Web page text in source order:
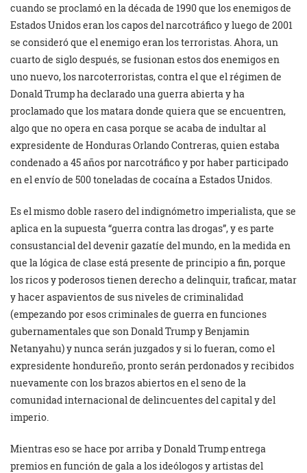
cuando se proclamó en la década de 1990 que los enemigos de
Estados Unidos eran los capos del narcotráfico y luego de 2001
se consideró que el enemigo eran los terroristas. Ahora, un
cuarto de siglo después, se fusionan estos dos enemigos en
uno nuevo, los narcoterroristas, contra el que el régimen de
Donald Trump ha declarado una guerra abierta y ha
proclamado que los matara donde quiera que se encuentren,
algo que no opera en casa porque se acaba de indultar al
expresidente de Honduras Orlando Contreras, quien estaba
condenado a 45 años por narcotráfico y por haber participado
en el envío de 500 toneladas de cocaína a Estados Unidos.
Es el mismo doble rasero del indignómetro imperialista, que se
aplica en la supuesta “guerra contra las drogas”, y es parte
consustancial del devenir gazatíe del mundo, en la medida en
que la lógica de clase está presente de principio a fin, porque
los ricos y poderosos tienen derecho a delinquir, traficar, matar
y hacer aspavientos de sus niveles de criminalidad
(empezando por esos criminales de guerra en funciones
gubernamentales que son Donald Trump y Benjamin
Netanyahu) y nunca serán juzgados y si lo fueran, como el
expresidente hondureño, pronto serán perdonados y recibidos
nuevamente con los brazos abiertos en el seno de la
comunidad internacional de delincuentes del capital y del
imperio.
Mientras eso se hace por arriba y Donald Trump entrega
premios en función de gala a los ideólogos y artistas del